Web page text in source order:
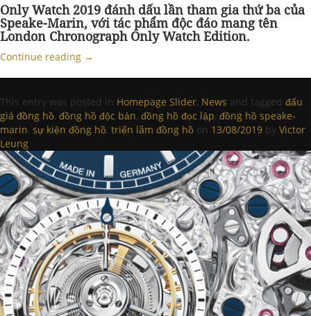
Only Watch 2019 đánh dấu lần tham gia thứ ba của
Speake-Marin, với tác phẩm độc đáo mang tên
London Chronograph Only Watch Edition.
Continue reading →
This entry was posted in Homepage Slider, News and tagged đấu
giá đồng hồ, đồng hồ độc bản, đồng hồ đọc lập, đồng hồ speake-
marin, sự kiện đồng hồ, triển lãm đồng hồ on 13/08/2019 by Victor
Leung.